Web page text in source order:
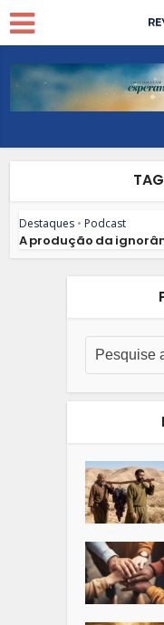
Destaques • Podcast
A produção da